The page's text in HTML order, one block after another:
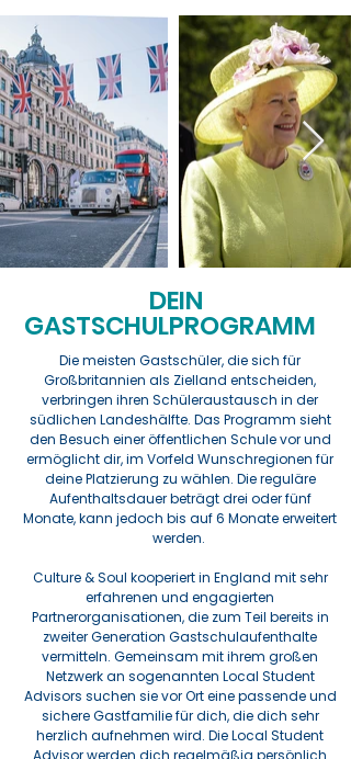
DEIN
GASTSCHULPROGRAMM
Die meisten Gastschüler, die sich für
Großbritannien als Zielland entscheiden,
verbringen ihren Schüleraustausch in der
südlichen Landeshälfte. Das Programm sieht
den Besuch einer öffentlichen Schule vor und
ermöglicht dir, im Vorfeld Wunschregionen für
deine Platzierung zu wählen. Die reguläre
Aufenthaltsdauer beträgt drei oder fünf
Monate, kann jedoch bis auf 6 Monate erweitert
werden.
Culture & Soul kooperiert in England mit sehr
erfahrenen und engagierten
Partnerorganisationen, die zum Teil bereits in
zweiter Generation Gastschulaufenthalte
vermitteln. Gemeinsam mit ihrem großen
Netzwerk an sogenannten Local Student
Advisors suchen sie vor Ort eine passende und
sichere Gastfamilie für dich, die dich sehr
herzlich aufnehmen wird. Die Local Student
Advisor werden dich regelmäßig persönlich